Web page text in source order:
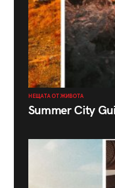
НЕЩАТА ОТ ЖИВОТА
Summer City